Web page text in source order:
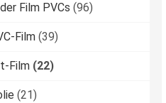
Film PVCs (96)
Film (39)
Film (22)
(21)